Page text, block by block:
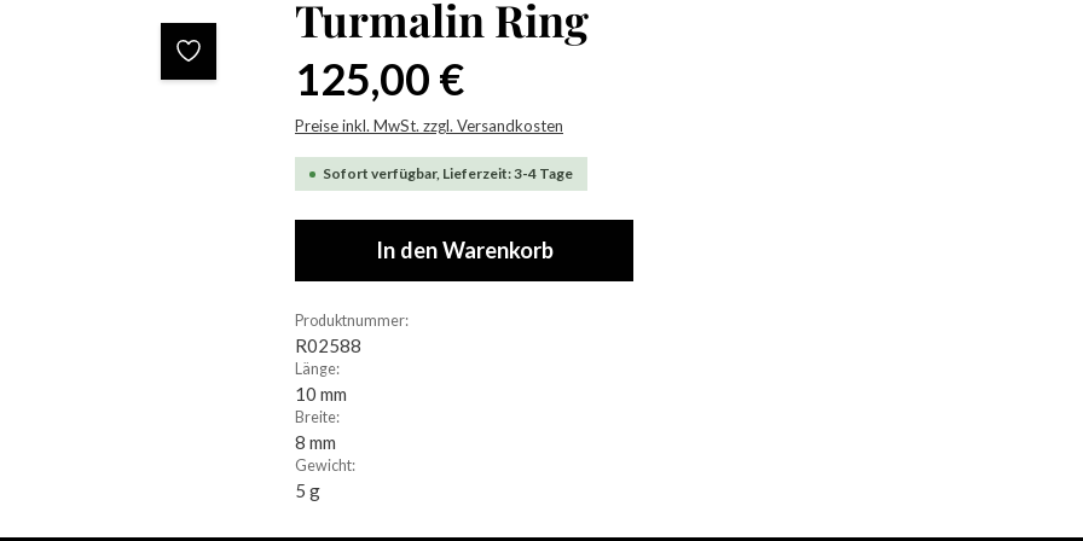
Turmalin Ring
125,00 €
Preise inkl. MwSt. zzgl. Versandkosten
Sofort verfügbar, Lieferzeit: 3-4 Tage
In den Warenkorb
Produktnummer:
R02588
Länge:
10 mm
Breite:
8 mm
Gewicht:
5 g